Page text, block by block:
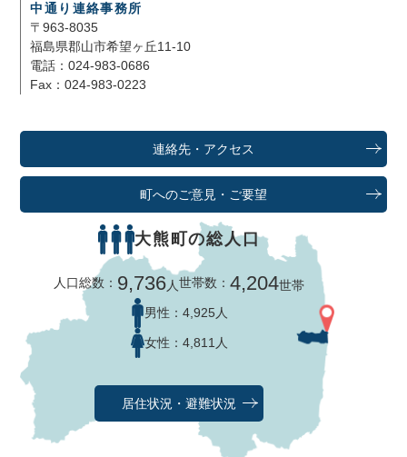
中通り連絡事務所
〒963-8035
福島県郡山市希望ヶ丘11-10
電話：024-983-0686
Fax：024-983-0223
連絡先・アクセス
町へのご意見・ご要望
大熊町の総人口
人口総数： 9,736人世帯数：4,204世帯
男性： 4,925人
女性： 4,811人
居住状況・避難状況